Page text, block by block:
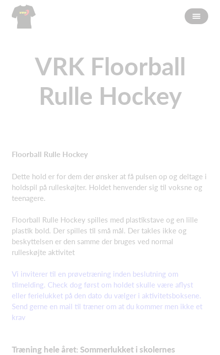
VRK Floorball
Rulle Hockey
Floorball Rulle Hockey
Dette hold er for dem der ønsker at få pulsen op og deltage i
holdspil på rulleskøjter. Holdet henvender sig til voksne og
teenagere.
Floorball Rulle Hockey spilles med plastikstave og en lille
plastik bold. Der spilles til små mål. Der takles ikke og
beskyttelsen er den samme der bruges ved normal
rulleskøjte aktivitet
Vi inviterer til en prøvetræning inden beslutning om
tilmelding. Check dog først om holdet skulle være aflyst
eller ferielukket på den dato du vælger i aktivitetsboksene.
Send gerne en mail til træner om at du kommer men ikke et
krav
Træning hele året: Sommerlukket i skolernes